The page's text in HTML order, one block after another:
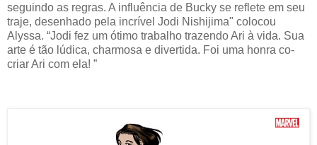
seguindo as regras. A influência de Bucky se reflete em seu
traje, desenhado pela incrível Jodi Nishijima" colocou
Alyssa. “Jodi fez um ótimo trabalho trazendo Ari à vida. Sua
arte é tão lúdica, charmosa e divertida. Foi uma honra co-
criar Ari com ela! ”